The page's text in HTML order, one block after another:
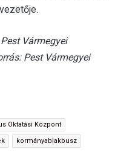
Vármegyei
Pest Vármegyei
Oktatási Központ
kormányablakbusz